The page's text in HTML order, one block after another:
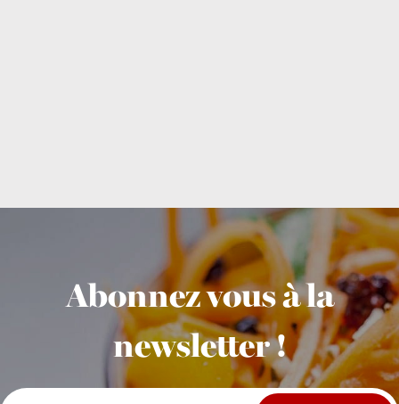
Abonnez vous à la
newsletter !